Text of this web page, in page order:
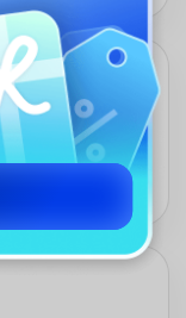
생성할 수도 있고,
습니다. 세 가지 모
는 유연한 작업 흐